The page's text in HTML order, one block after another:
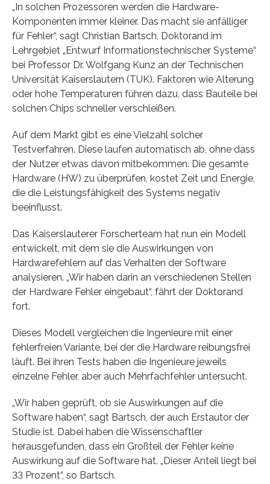
„In solchen Prozessoren werden die Hardware-
Komponenten immer kleiner. Das macht sie anfälliger
für Fehler“, sagt Christian Bartsch, Doktorand im
Lehrgebiet „Entwurf Informationstechnischer Systeme“
bei Professor Dr. Wolfgang Kunz an der Technischen
Universität Kaiserslautern (TUK). Faktoren wie Alterung
oder hohe Temperaturen führen dazu, dass Bauteile bei
solchen Chips schneller verschleißen.
Auf dem Markt gibt es eine Vielzahl solcher
Testverfahren. Diese laufen automatisch ab, ohne dass
der Nutzer etwas davon mitbekommen. Die gesamte
Hardware (HW) zu überprüfen, kostet Zeit und Energie,
die die Leistungsfähigkeit des Systems negativ
beeinflusst.
Das Kaiserslauterer Forscherteam hat nun ein Modell
entwickelt, mit dem sie die Auswirkungen von
Hardwarefehlern auf das Verhalten der Software
analysieren. „Wir haben darin an verschiedenen Stellen
der Hardware Fehler eingebaut“, fährt der Doktorand
fort.
Dieses Modell vergleichen die Ingenieure mit einer
fehlerfreien Variante, bei der die Hardware reibungsfrei
läuft. Bei ihren Tests haben die Ingenieure jeweils
einzelne Fehler, aber auch Mehrfachfehler untersucht.
„Wir haben geprüft, ob sie Auswirkungen auf die
Software haben“, sagt Bartsch, der auch Erstautor der
Studie ist. Dabei haben die Wissenschaftler
herausgefunden, dass ein Großteil der Fehler keine
Auswirkung auf die Software hat. „Dieser Anteil liegt bei
33 Prozent“, so Bartsch.